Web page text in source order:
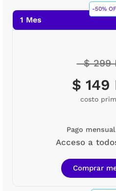
-50%
1 Mes
$ 299
$ 149
costo
Pago
Acceso a
Comprar